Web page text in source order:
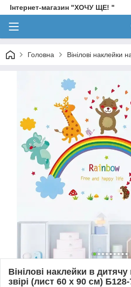
Інтернет-магазин "ХОЧУ ЩЕ! "
Головна Вінілові наклейки
Вінілові наклейки в
звірі (лист 60 х 90 см)